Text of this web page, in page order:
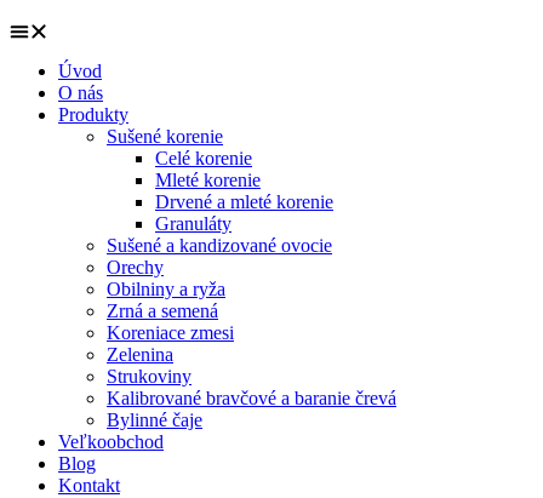
Úvod
O nás
Produkty
Sušené korenie
Celé korenie
Mleté korenie
Drvené a mleté korenie
Granuláty
Sušené a kandizované ovocie
Orechy
Obilniny a ryža
Zrná a semená
Koreniace zmesi
Zelenina
Strukoviny
Kalibrované bravčové a baranie črevá
Bylinné čaje
Veľkoobchod
Blog
Kontakt